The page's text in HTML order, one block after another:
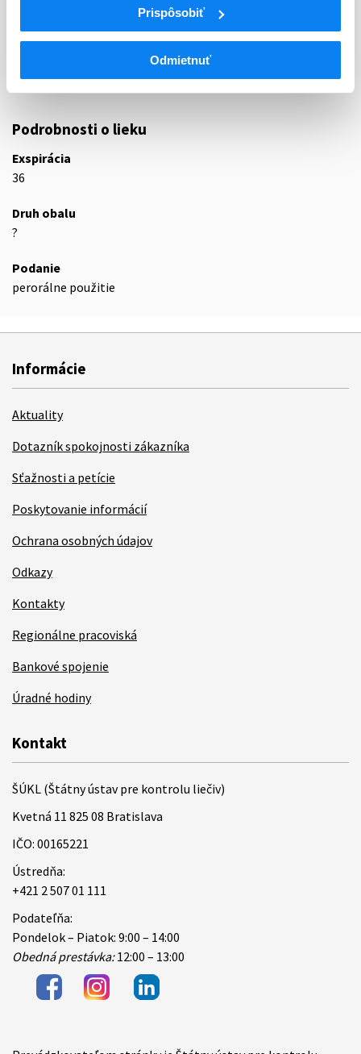
Prispôsobiť
Odmietnuť
Cytostatiká a imunomodulátory
L01
Cytostatiká
L01E
Iné inhibítory proteínkinázy
L01EX03
Pazopanib
Podrobnosti o lieku
Exspirácia
36
Druh obalu
?
Podanie
perorálne použitie
Informácie
Aktuality
Dotazník spokojnosti zákazníka
Sťažnosti a petície
Poskytovanie informácií
Ochrana osobných údajov
Odkazy
Kontakty
Regionálne pracoviská
Bankové spojenie
Úradné hodiny
Kontakt
ŠÚKL (Štátny ústav pre kontrolu liečiv)
Kvetná 11 825 08 Bratislava
IČO: 00165221
Ústredňa:
+421 2 507 01 111
Podateľňa:
Pondelok – Piatok: 9:00 – 14:00
Obedná prestávka:12:00 – 13:00